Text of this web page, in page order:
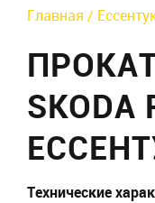
Главная /
SKODA
Технические